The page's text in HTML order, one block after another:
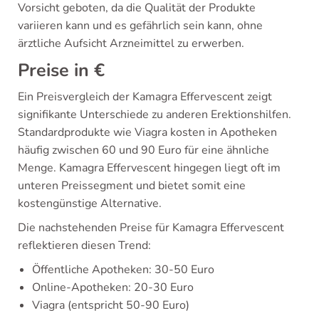
Vorsicht geboten, da die Qualität der Produkte
variieren kann und es gefährlich sein kann, ohne
ärztliche Aufsicht Arzneimittel zu erwerben.
Preise in €
Ein Preisvergleich der Kamagra Effervescent zeigt
signifikante Unterschiede zu anderen Erektionshilfen.
Standardprodukte wie Viagra kosten in Apotheken
häufig zwischen 60 und 90 Euro für eine ähnliche
Menge. Kamagra Effervescent hingegen liegt oft im
unteren Preissegment und bietet somit eine
kostengünstige Alternative.
Die nachstehenden Preise für Kamagra Effervescent
reflektieren diesen Trend:
Öffentliche Apotheken: 30-50 Euro
Online-Apotheken: 20-30 Euro
Viagra (entspricht 50-90 Euro)